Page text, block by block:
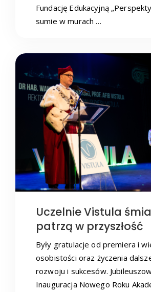
Fundację Edukacyjną
sumie w murach …
Uczelnie Vistula
patrzą w przyszłość
Były gratulacje od premiera i
osobistości oraz życzenia
rozwoju i sukcesów.
Inauguracja Nowego Roku